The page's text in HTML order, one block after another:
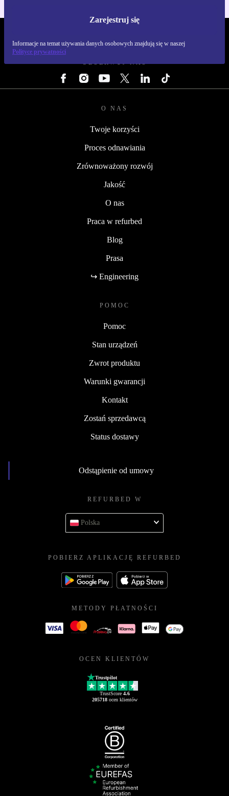
Zarejestruj się
Informacje na temat używania danych osobowych znajdują się w naszej
Polityce prywatności
OBSERWUJ NAS
O NAS
Twoje korzyści
Proces odnawiania
Zrównoważony rozwój
Jakość
O nas
Praca w refurbed
Blog
Prasa
↪ Engineering
POMOC
Pomoc
Stan urządzeń
Zwrot produktu
Warunki gwarancji
Kontakt
Zostań sprzedawcą
Status dostawy
Odstąpienie od umowy
REFURBED W
Polska
POBIERZ APLIKACJĘ REFURBED
METODY PŁATNOŚCI
OCEN KLIENTÓW
Trustpilot
TrustScore 4.6
205718ocen klientów